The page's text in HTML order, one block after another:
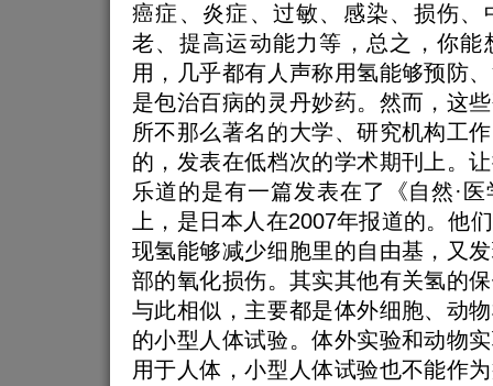
癌症、炎症、过敏、感染、损伤、
老、提高运动能力等，总之，你能
用，几乎都有人声称用氢能够预防
是包治百病的灵丹妙药。然而，这
所不那么著名的大学、研究机构工
的，发表在低档次的学术期刊上。
乐道的是有一篇发表在了《自然·
上，是日本人在2007年报道的。他
现氢能够减少细胞里的自由基，又
部的氧化损伤。其实其他有关氢的
与此相似，主要都是体外细胞、动
的小型人体试验。体外实验和动物
用于人体，小型人体试验也不能作